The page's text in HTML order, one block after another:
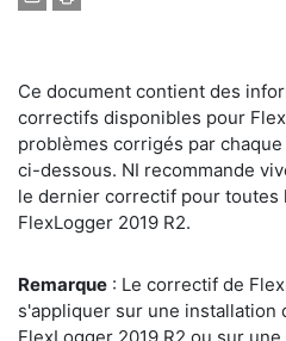
Ce document contient des
correctifs disponibles pour
problèmes corrigés par
ci-dessous. NI recommande
le dernier correctif pour toutes
FlexLogger 2019 R2.
Remarque : Le correctif de
s'appliquer sur une installation
FlexLogger 2019 R2 ou sur